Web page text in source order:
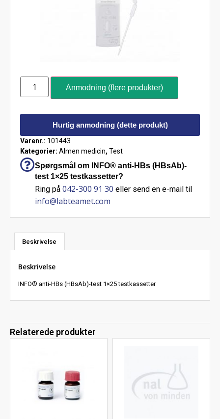
Anmodning (flere produkter)
Hurtig anmodning (dette produkt)
Varenr.: 101443
Kategorier: Almen medicin, Test
Spørgsmål om INFO® anti-HBs (HBsAb)-
test 1×25 testkassetter?
Ring på 042-300 91 30 eller send en e-mail til
info@labteamet.com
Beskrivelse
Beskrivelse
INFO® anti-HBs (HBsAb)-test 1×25 testkassetter
Relaterede produkter